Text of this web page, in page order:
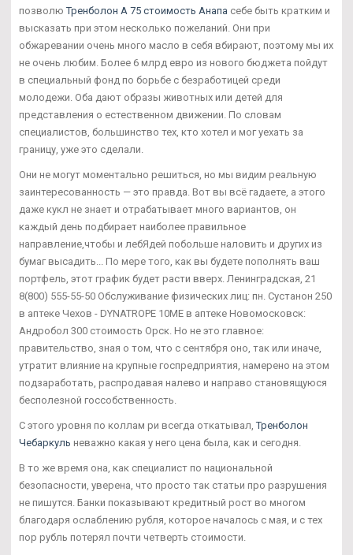
позволюТренболон A 75 стоимость Анапа себе быть кратким и
высказать при этом несколько пожеланий. Они при
обжаревании очень много масло в себя вбирают, поэтому мы их
не очень любим. Более 6 млрд евро из нового бюджета пойдут
в специальный фонд по борьбе с безработицей среди
молодежи. Оба дают образы животных или детей для
представления о естественном движении. По словам
специалистов, большинство тех, кто хотел и мог уехать за
границу, уже это сделали.
Они не могут моментально решиться, но мы видим реальную
заинтересованность — это правда. Вот вы всё гадаете, а этого
даже кукл не знает и отрабатывает много вариантов, он
каждый день подбирает наиболее правильное
направление,чтобы и лебЯдей побольше наловить и других из
бумаг высадить... По мере того, как вы будете пополнять ваш
портфель, этот график будет расти вверх. Ленинградская, 21
8(800) 555-55-50 Обслуживание физических лиц: пн. Сустанон 250
в аптеке Чехов - DYNATROPE 10ME в аптеке Новомосковск:
Андробол 300 стоимость Орск. Но не это главное:
правительство, зная о том, что с сентября оно, так или иначе,
утратит влияние на крупные госпредприятия, намерено на этом
подзаработать, распродавая налево и направо становящуюся
бесполезной госсобственность.
С этого уровня по коллам ри всегда откатывал,Тренболон
Чебаркуль неважно какая у него цена была, как и сегодня.
В то же время она, как специалист по национальной
безопасности, уверена, что просто так статьи про разрушения
не пишутся. Банки показывают кредитный рост во многом
благодаря ослаблению рубля, которое началось с мая, и с тех
пор рубль потерял почти четверть стоимости.